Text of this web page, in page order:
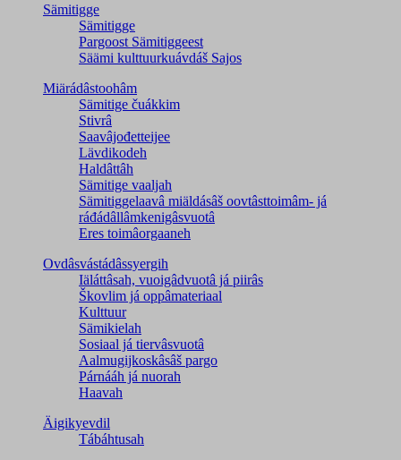
Sämitigge
Sämitigge
Pargoost Sämitiggeest
Säämi kulttuurkuávdáš Sajos
Miärádâstoohâm
Sämitige čuákkim
Stivrâ
Saavâjođetteijee
Lävdikodeh
Haldâttâh
Sämitige vaaljah
Sämitiggelaavâ miäldásâš oovtâsttoimâm- já
ráđádâllâmkenigâsvuotâ
Eres toimâorgaaneh
Ovdâsvástádâssyergih
Iäláttâsah, vuoigâdvuotâ já piirâs
Škovlim já oppâmateriaal
Kulttuur
Sämikielah
Sosiaal já tiervâsvuotâ
Aalmugijkoskâsâš pargo
Párnááh já nuorah
Haavah
Äigikyevdil
Tábáhtusah